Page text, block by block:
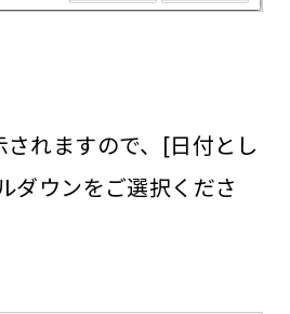
れますので、[日付とし
ダウンをご選択くださ